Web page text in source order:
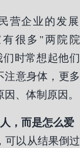
营企业的发展
很多"两院院
时常想起他们
注意身体，更多
、体制原因。
，而是怎么爱
可以从结果倒过